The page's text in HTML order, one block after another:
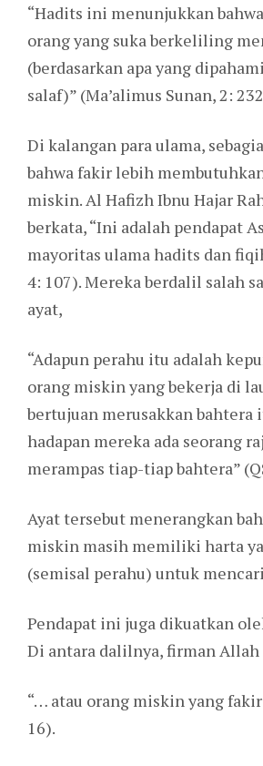
“Hadits ini menunjukkan
orang yang suka berkeliling
(berdasarkan apa yang
salaf)” (Ma’alimus Sunan, 2:
Di kalangan para ulama,
bahwa fakir lebih
miskin. Al Hafizh Ibnu Hajar
berkata, “Ini adalah pendapat
mayoritas ulama hadits dan
4: 107). Mereka berdalil salah
ayat,
“Adapun perahu itu adalah
orang miskin yang bekerja di
bertujuan merusakkan bahtera
hadapan mereka ada seorang
merampas tiap-tiap bahtera”
Ayat tersebut menerangkan
miskin masih memiliki harta
(semisal perahu) untuk
Pendapat ini juga dikuatkan
Di antara dalilnya, firman Allah
“… atau orang miskin yang
16).